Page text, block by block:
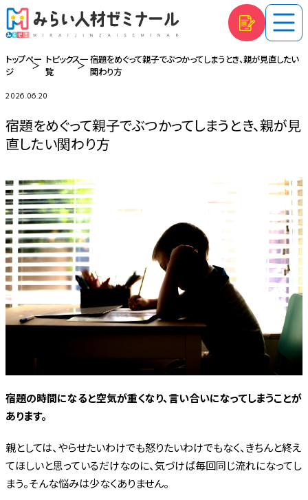
トップページ
YouTube
Instagram
体験授業・説明会
授業内容・料金
トピックス
プライバシーポリシー・特商法に基づく表示
トップペー
ジ
トピックス一
覧
宿題をめぐって親子でぶつかってしまうとき、親が見直したい
関わり方
2026.06.20
宿題をめぐって親子でぶつかってしまうとき、親が見
直したい関わり方
宿題の時間になると空気が重くなり、言い合いになってしまうことが
あります。
親としては、やらせたいわけでも怒りたいわけでもなく、きちんと終え
てほしいと思っているだけなのに、気づけば毎回同じ流れになってし
まう。そんな悩みは少なくありません。